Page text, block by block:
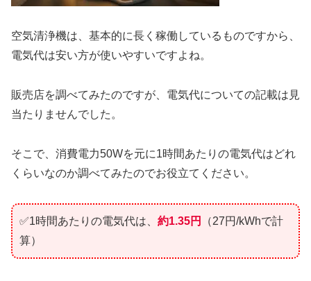
空気清浄機は、基本的に長く稼働しているものですから、
電気代は安い方が使いやすいですよね。
販売店を調べてみたのですが、電気代についての記載は見
当たりませんでした。
そこで、消費電力50Wを元に1時間あたりの電気代はどれ
くらいなのか調べてみたのでお役立てください。
✅1時間あたりの電気代は、 約1.35円
（27円/kWhで計
算）